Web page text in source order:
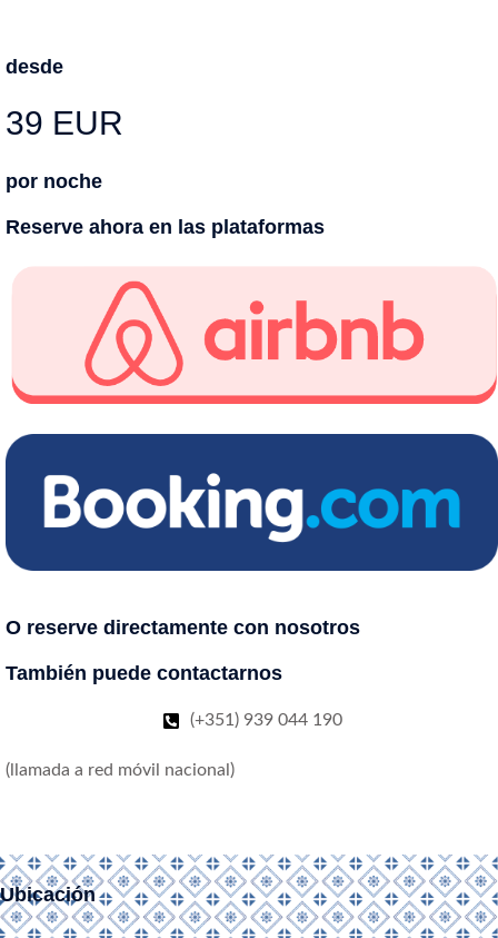
desde
39 EUR
por noche
Reserve ahora en las plataformas
O reserve directamente con nosotros
También puede contactarnos
(+351) 939 044 190
(llamada a red móvil nacional)
Ubicación